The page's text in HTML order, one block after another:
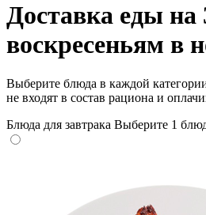
Доставка еды на
воскресеньям в
Выберите блюда в каждой
не входят в состав рациона и
Блюда для завтрака Выберите 1